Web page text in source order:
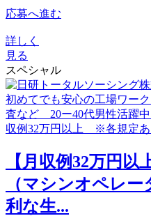
応募へ進む
詳しく
見る
スペシャル
【月収例32万円以
（マシンオペレ
利な生...